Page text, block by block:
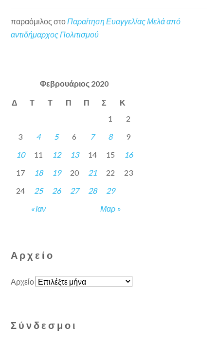
παραόμιλος στοΠαραίτηση Ευαγγελίας Μελά από
αντιδήμαρχος Πολιτισμού
Φεβρουάριος 2020
Δ Τ Τ Π Π Σ Κ
« Ιαν Μαρ »
1
2
3
4 5 6 7 8
9
10
11 12 13 14 15
16
17
18 19 20 21 22
23
24
25 26 27 28 29
Αρχείο
Αρχείο
Σύνδεσμοι